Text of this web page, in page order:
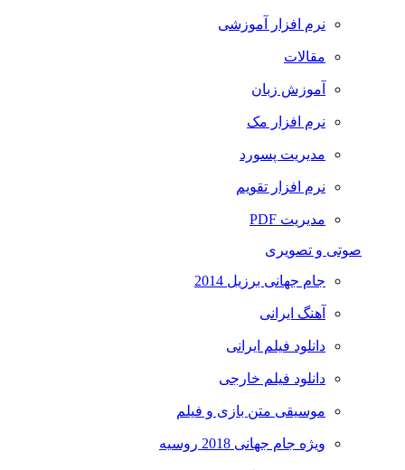
نرم افزار آموزشی
مقالات
آموزش زبان
نرم افزار مک
مدیریت پسورد
نرم افزار تقویم
مدیریت PDF
صوتی و تصویری
جام جهانی برزیل 2014
آهنگ ایرانی
دانلود فیلم ایرانی
دانلود فیلم خارجی
موسیقی متن بازی و فیلم
ویژه جام جهانی 2018 روسیه